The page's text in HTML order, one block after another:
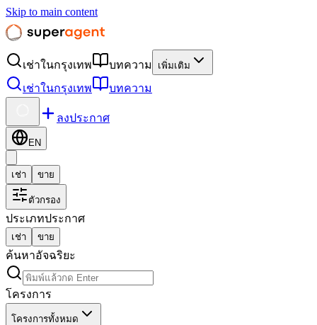
Skip to main content
เช่าในกรุงเทพ บทความ เพิ่มเติม
เช่าในกรุงเทพ บทความ
ลงประกาศ
EN
เช่า ขาย
ตัวกรอง
ประเภทประกาศ
เช่า ขาย
ค้นหาอัจฉริยะ
โครงการ
โครงการทั้งหมด